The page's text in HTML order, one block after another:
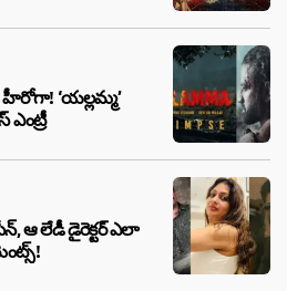
‘యల్లమ్మ’
ఎంట్రీ
ఆ లేడీ డైరెక్టర్ ఎలా